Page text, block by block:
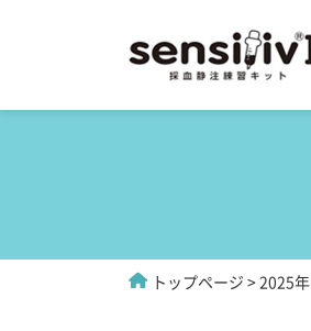
トップページ 2025年